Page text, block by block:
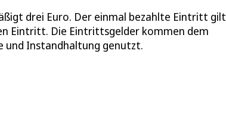
drei Euro. Der einmal bezahlte Eintritt gilt
Eintritt. Die Eintrittsgelder kommen dem
und Instandhaltung genutzt.